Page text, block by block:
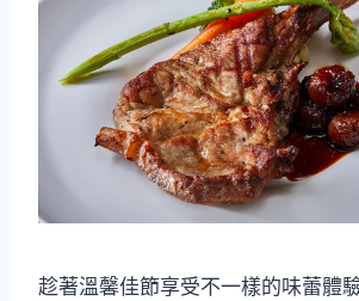
趁著溫馨佳節享受不一樣的味蕾體